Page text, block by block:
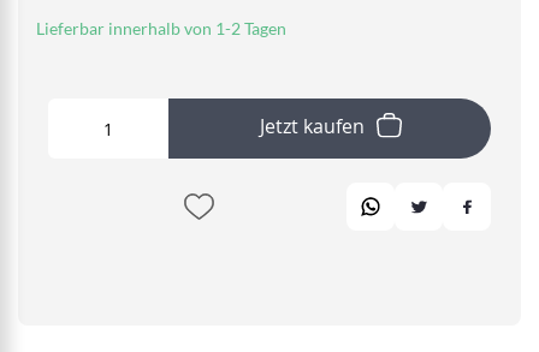
Lieferbar innerhalb von 1-2 Tagen
Jetzt kaufen